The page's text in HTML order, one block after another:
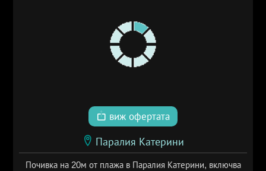
виж офертата
Паралия Катерини
Почивка на 20м от плажа в Паралия Катерини, включва